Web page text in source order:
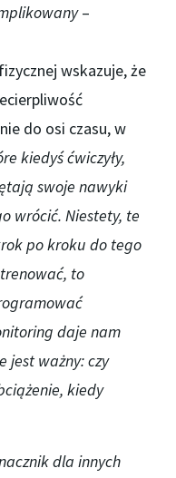
–
wskazuje, że
do osi czasu, w
kiedyś ćwiczyły,
swoje nawyki
wrócić. Niestety, te
po kroku do tego
to
daje nam
jest ważny: czy
kiedy
dla innych